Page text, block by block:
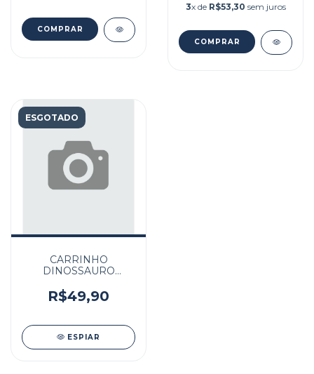
3x de R$53,30 sem juros
ESGOTADO
CARRINHO
DINOSSAURO
VERMELHO
R$49,90
ESPIAR